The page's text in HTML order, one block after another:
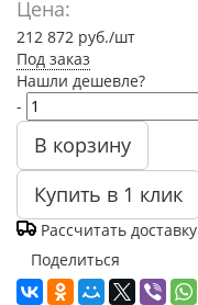
Цена:
212 872 руб./шт
Под заказ
Нашли дешевле?
-
В корзину
Купить в 1 клик
Рассчитать доставку
Поделиться